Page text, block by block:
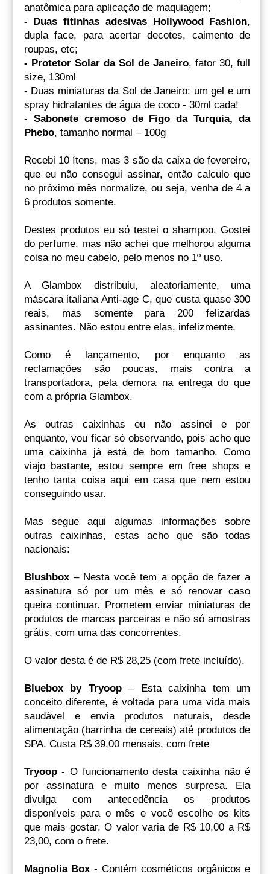
anatômica para aplicação de maquiagem;
- Duas fitinhas adesivas Hollywood Fashion,
dupla face, para acertar decotes, caimento de
roupas, etc;
- Protetor Solar da Sol de Janeiro, fator 30, full
size, 130ml
- Duas miniaturas da Sol de Janeiro: um gel e um
spray hidratantes de água de coco - 30ml cada!
- Sabonete cremoso de Figo da Turquia, da
Phebo, tamanho normal – 100g
Recebi 10 ítens, mas 3 são da caixa de fevereiro,
que eu não consegui assinar, então calculo que
no próximo mês normalize, ou seja, venha de 4 a
6 produtos somente.
Destes produtos eu só testei o shampoo. Gostei
do perfume, mas não achei que melhorou alguma
coisa no meu cabelo, pelo menos no 1º uso.
A Glambox distribuiu, aleatoriamente, uma
máscara italiana Anti-age C, que custa quase 300
reais, mas somente para 200 felizardas
assinantes. Não estou entre elas, infelizmente.
Como é lançamento, por enquanto as
reclamações são poucas, mais contra a
transportadora, pela demora na entrega do que
com a própria Glambox.
As outras caixinhas eu não assinei e por
enquanto, vou ficar só observando, pois acho que
uma caixinha já está de bom tamanho. Como
viajo bastante, estou sempre em free shops e
tenho tanta coisa aqui em casa que nem estou
conseguindo usar.
Mas segue aqui algumas informações sobre
outras caixinhas, estas acho que são todas
nacionais:
Blushbox– Nesta você tem a opção de fazer a
assinatura só por um mês e só renovar caso
queira continuar. Prometem enviar miniaturas de
produtos de marcas parceiras e não só amostras
grátis, com uma das concorrentes.
O valor desta é de R$ 28,25 (com frete incluído).
Bluebox by Tryoop– Esta caixinha tem um
conceito diferente, é voltada para uma vida mais
saudável e envia produtos naturais, desde
alimentação (barrinha de cereais) até produtos de
SPA. Custa R$ 39,00 mensais, com frete
Tryoop- O funcionamento desta caixinha não é
por assinatura e muito menos surpresa. Ela
divulga com antecedência os produtos
disponíveis para o mês e você escolhe os kits
que mais gostar. O valor varia de R$ 10,00 a R$
23,00, com o frete.
Magnolia Box - Contém cosméticos orgânicos e